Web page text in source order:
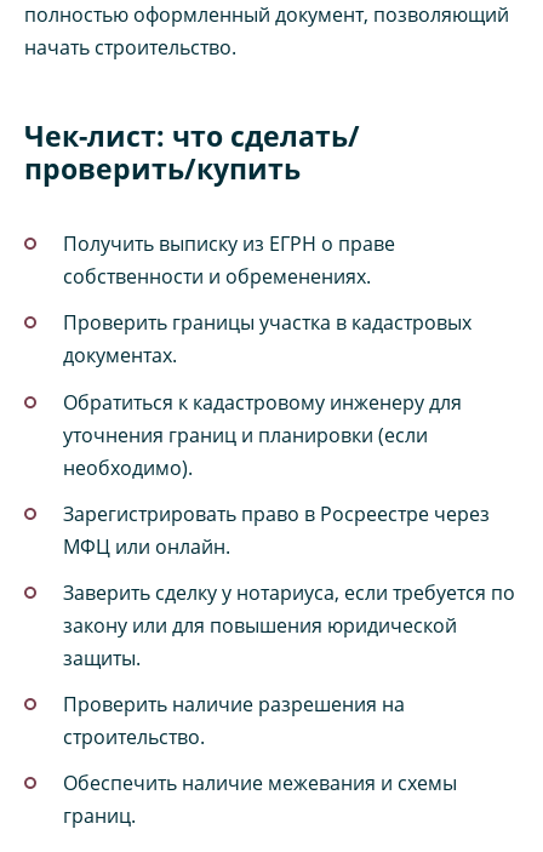
полностью оформленный документ, позволяющий
начать строительство.
Чек-лист: что сделать/
проверить/купить
Получить выписку из ЕГРН о праве
собственности и обременениях.
Проверить границы участка в кадастровых
документах.
Обратиться к кадастровому инженеру для
уточнения границ и планировки (если
необходимо).
Зарегистрировать право в Росреестре через
МФЦ или онлайн.
Заверить сделку у нотариуса, если требуется по
закону или для повышения юридической
защиты.
Проверить наличие разрешения на
строительство.
Обеспечить наличие межевания и схемы
границ.